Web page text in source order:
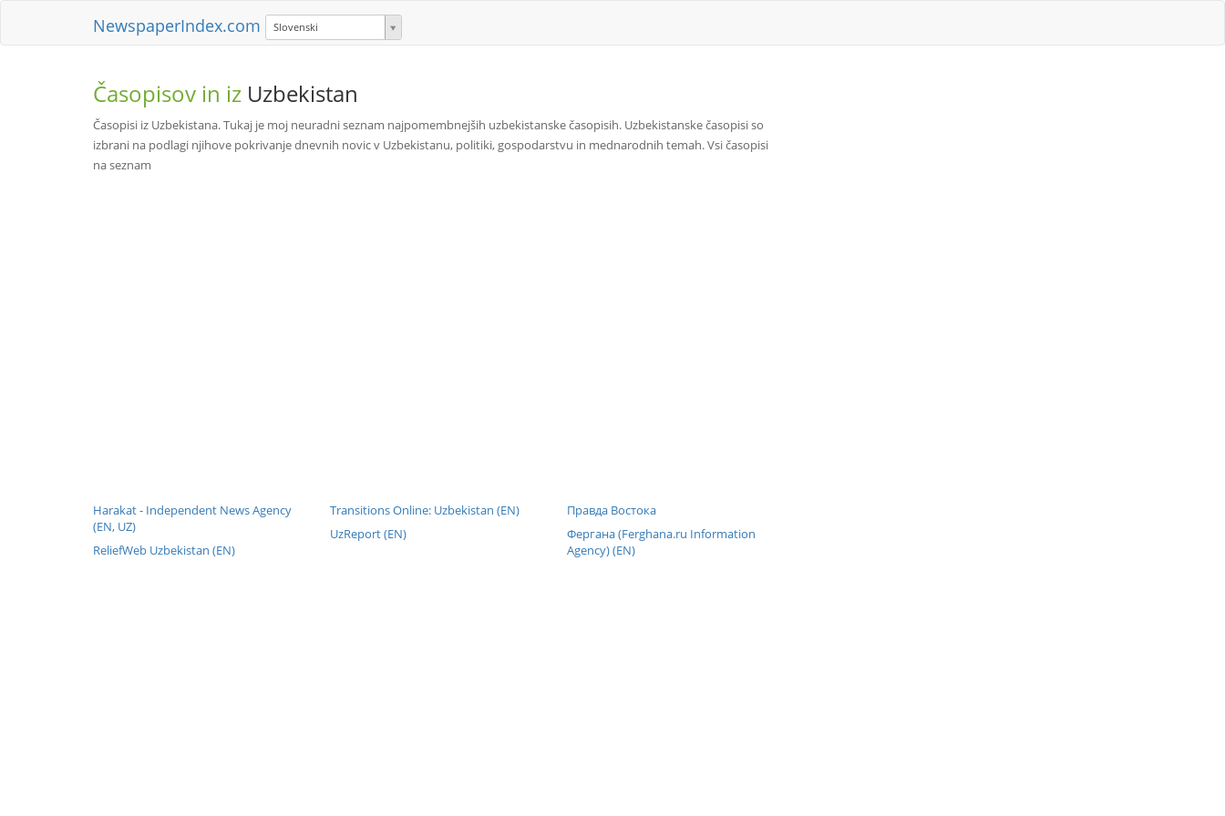
NewspaperIndex.com Slovenski
Časopisov in iz Uzbekistan
Časopisi iz Uzbekistana. Tukaj je moj neuradni seznam najpomembnejših uzbekistanske časopisih. Uzbekistanske časopisi so
izbrani na podlagi njihove pokrivanje dnevnih novic v Uzbekistanu, politiki, gospodarstvu in mednarodnih temah. Vsi časopisi
na seznam
Harakat - Independent News Agency
(EN, UZ)
ReliefWeb Uzbekistan (EN)
Transitions Online: Uzbekistan (EN)
UzReport (EN)
Правда Востока
Фергана (Ferghana.ru Information
Agency) (EN)